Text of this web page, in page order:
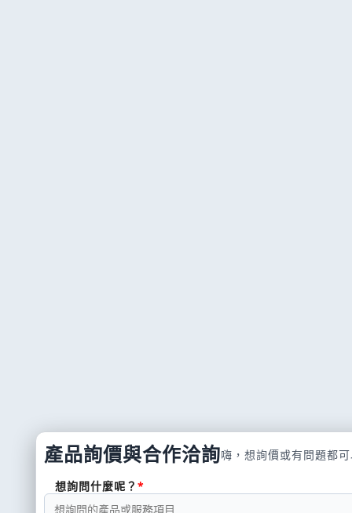
產品詢價與合作洽詢嗨，想詢價或有問題都
想詢問什麼呢？